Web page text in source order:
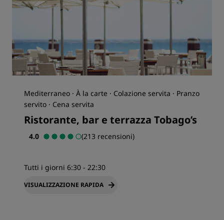
Mediterraneo · À la carte · Colazione servita · Pranzo
servito · Cena servita
Ristorante, bar e terrazza Tobago’s
4.0 (213 recensioni)
Tutti i giorni 6:30 - 22:30
VISUALIZZAZIONE RAPIDA